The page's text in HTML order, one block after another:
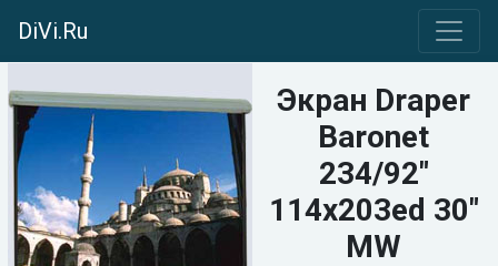
DiVi.Ru
Экран Draper
Baronet
234/92"
114x203ed 30"
MW